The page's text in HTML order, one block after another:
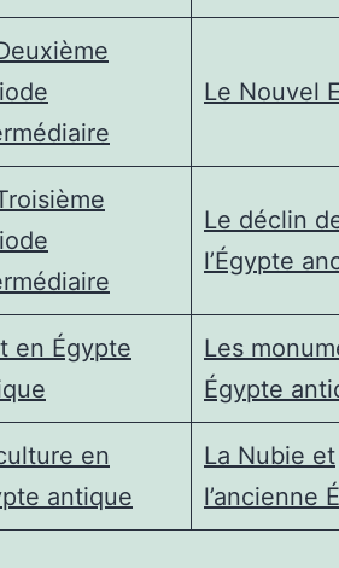
Le Nouvel
Le déclin
l’Égypte
en Égypte
Les
Égypte
en
antique
La Nubie et
l’ancienne